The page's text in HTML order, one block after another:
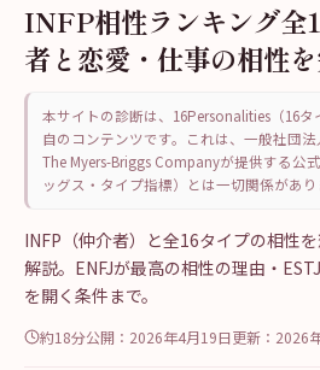
INFP相性ランキング全
者と恋愛・仕事の相性
本サイトの診断は、16Personalities（16
自のコンテンツです。これは、一般社団
The Myers-Briggs Companyが提供する公
ッグス・タイプ指標）とは一切関係があり
INFP（仲介者）と全16タイプの相性
解説。ENFJが最高の相性の理由・
を開く条件まで。
約18分公開： 2026年4月19日更新： 2026